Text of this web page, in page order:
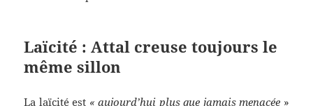
Laïcité : Attal creuse toujours le
même sillon
La laïcité est « aujourd’hui plus que jamais menacée »